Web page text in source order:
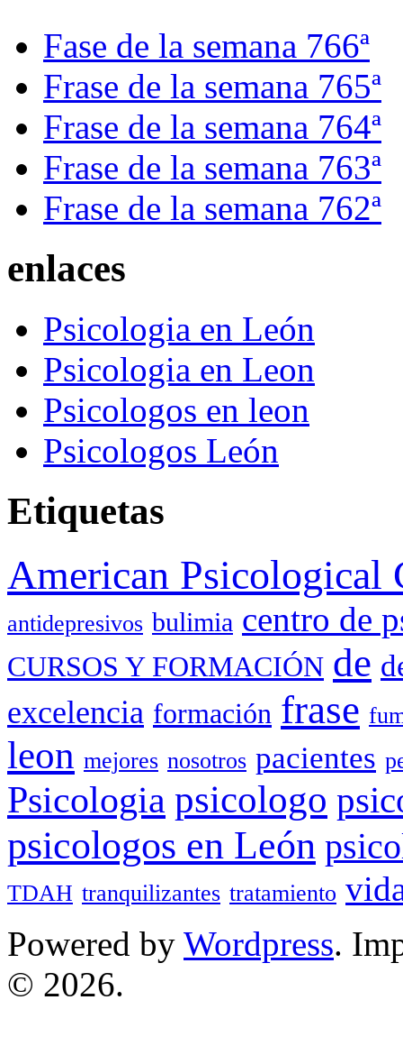
Fase de la semana 766ª
Frase de la semana 765ª
Frase de la semana 764ª
Frase de la semana 763ª
Frase de la semana 762ª
enlaces
Psicologia en León
Psicologia en Leon
Psicologos en leon
Psicologos León
Etiquetas
American Psicological
antidepresivos bulimia centro de
CURSOS Y FORMACIÓN de
excelencia formación frase
leon mejores nosotros pacientes
Psicologia psicologo
psicologos en León
TDAH tranquilizantes tratamiento
Powered by Wordpress.
© 2026.